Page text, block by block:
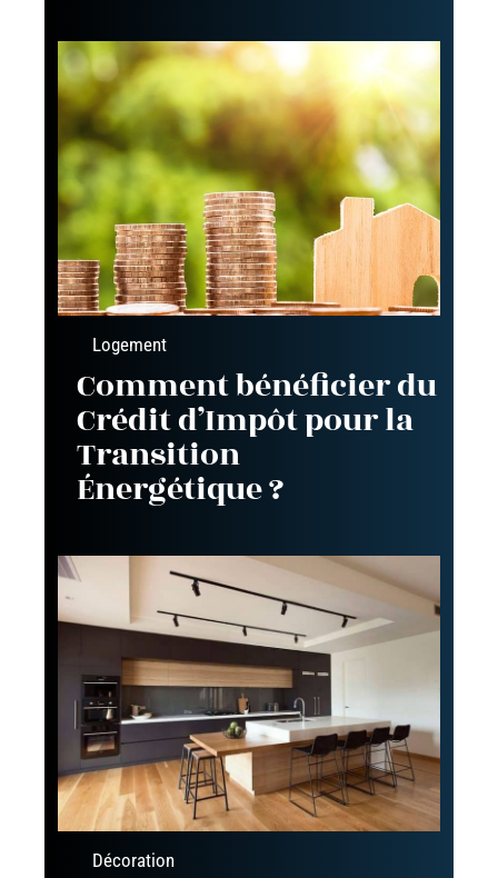
Logement
Comment bénéficier du
Crédit d’Impôt pour la
Transition
Énergétique ?
Décoration